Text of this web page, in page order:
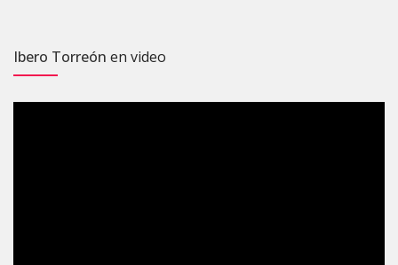
Ibero Torreón en video